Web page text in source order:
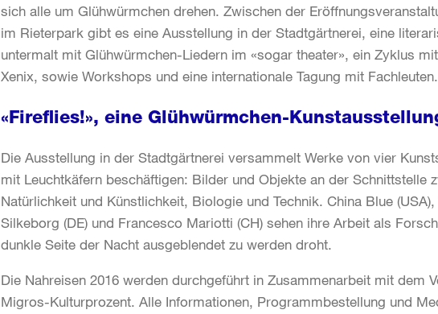
sich alle um Glühwürmchen drehen. Zwischen der
im Rieterpark gibt es eine Ausstellung in der Stadtgärtnerei, eine
untermalt mit Glühwürmchen-Liedern im «sogar theater», ein Zyklus
Xenix, sowie Workshops und eine internationale Tagung mit Fachleuten.
«Fireflies!», eine Glühwürmchen-
Die Ausstellung in der Stadtgärtnerei versammelt Werke von vier
mit Leuchtkäfern beschäftigen: Bilder und Objekte an der Schnittstelle
Natürlichkeit und Künstlichkeit, Biologie und Technik. China Blue
Silkeborg (DE) und Francesco Mariotti (CH) sehen ihre Arbeit als
dunkle Seite der Nacht ausgeblendet zu werden droht.
Die Nahreisen 2016 werden durchgeführt in Zusammenarbeit mit dem
Migros-Kulturprozent. Alle Informationen, Programmbestellung und